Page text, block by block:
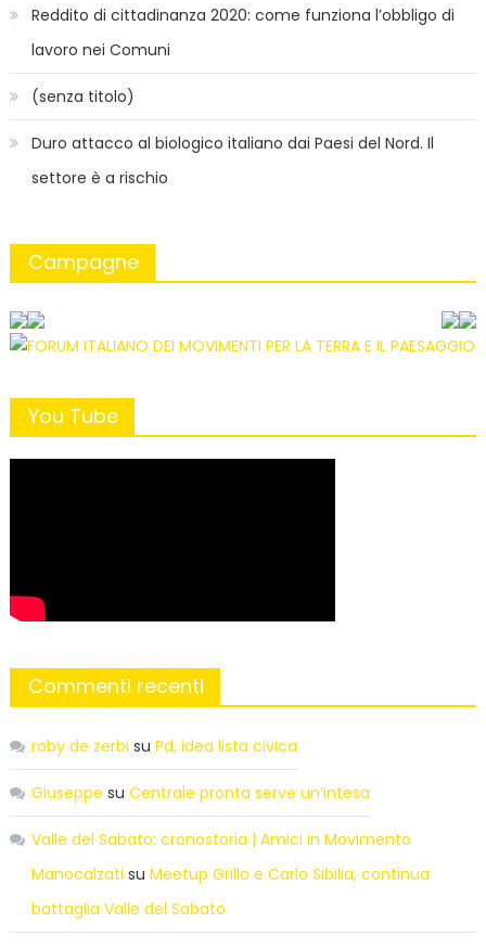
Reddito di cittadinanza 2020: come funziona l’obbligo di
lavoro nei Comuni
(senza titolo)
Duro attacco al biologico italiano dai Paesi del Nord. Il
settore è a rischio
Campagne
You Tube
Commenti recenti
roby de zerbi su Pd, idea lista civica
Giuseppe su Centrale pronta serve un’intesa
Valle del Sabato: cronostoria | Amici in Movimento
Manocalzati su Meetup Grillo e Carlo Sibilia, continua
battaglia Valle del Sabato